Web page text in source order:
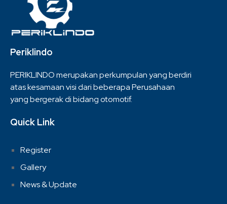
Periklindo
PERIKLINDO merupakan perkumpulan yang berdiri
atas kesamaan visi dari beberapa Perusahaan
yang bergerak di bidang otomotif.
Quick Link
Register
Gallery
News & Update